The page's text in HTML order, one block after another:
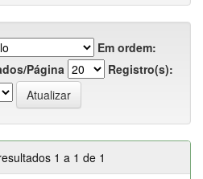
Em ordem:
Página
Registro(s):
1 a 1 de 1